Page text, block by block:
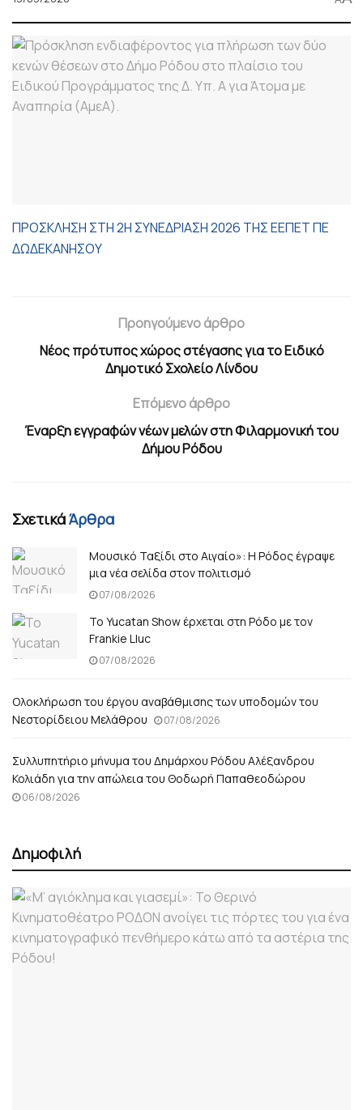
ΠΡΟΣΚΛΗΣΗ ΣΤΗ 2Η ΣΥΝΕΔΡΙΑΣΗ 2026 ΤΗΣ ΕΕΠΕΤ ΠΕ
ΔΩΔΕΚΑΝΗΣΟΥ
Προηγούμενο άρθρο
Νέος πρότυπος χώρος στέγασης για το Ειδικό
Δημοτικό Σχολείο Λίνδου
Επόμενο άρθρο
Έναρξη εγγραφών νέων μελών στη Φιλαρμονική του
Δήμου Ρόδου
ΣχετικάΆρθρα
Μουσικό Ταξίδι στο Αιγαίο»: Η Ρόδος έγραψε
μια νέα σελίδα στον πολιτισμό
07/08/2026
Το Yucatan Show έρχεται στη Ρόδο με τον
Frankie Lluc
07/08/2026
Ολοκλήρωση του έργου αναβάθμισης των υποδομών του
Νεστορίδειου Μελάθρου
07/08/2026
Συλλυπητήριο μήνυμα του Δημάρχου Ρόδου Αλέξανδρου
Κολιάδη για την απώλεια του Θοδωρή Παπαθεοδώρου
06/08/2026
Δημοφιλή